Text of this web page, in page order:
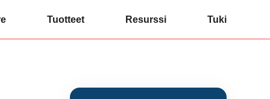
Tuotteet Resurssi Tuki